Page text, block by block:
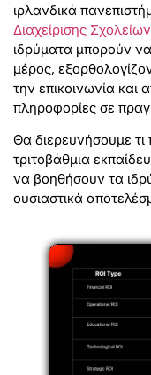
ιρλανδικά
Διαχείρισης
ιδρύματα μπορούν
μέρος,
την επικοινωνία
πληροφορίες σε
Θα διερευνήσουμε τι
τριτοβάθμια
να βοηθήσουν τα
ουσιαστικά